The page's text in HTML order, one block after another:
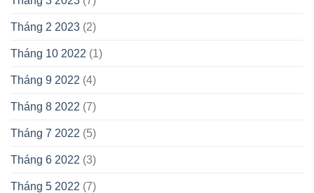
Tháng 2 2023 (2)
Tháng 10 2022 (1)
Tháng 9 2022 (4)
Tháng 8 2022 (7)
Tháng 7 2022 (5)
Tháng 6 2022 (3)
Tháng 5 2022 (7)